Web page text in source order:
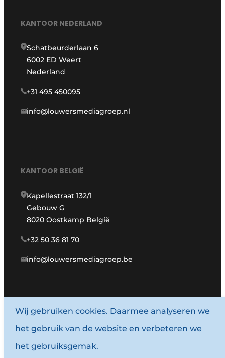
KANTOOR NEDERLAND
Schatbeurderlaan 6
6002 ED Weert
Nederland
+31 495 450095
info@louwersmediagroep.nl
KANTOOR BELGIË
Kapellestraat 132/1
Gebouw G
8020 Oostkamp België
+32 50 36 81 70
info@louwersmediagroep.be
www.louwersmediagroep.com
© 1987 - 2026 Louwersmediagroep.
Algemene voorwaarden
Wij gebruiken cookies. Daarmee analyseren we
het gebruik van de website en verbeteren we
het gebruiksgemak.